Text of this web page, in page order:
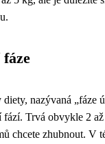
nazývaná „fáze
fází. Trvá obvykle 2
chcete zhubnout. V